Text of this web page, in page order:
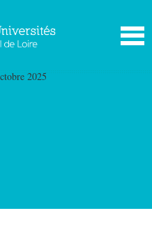
durable Bourges
18)
2025